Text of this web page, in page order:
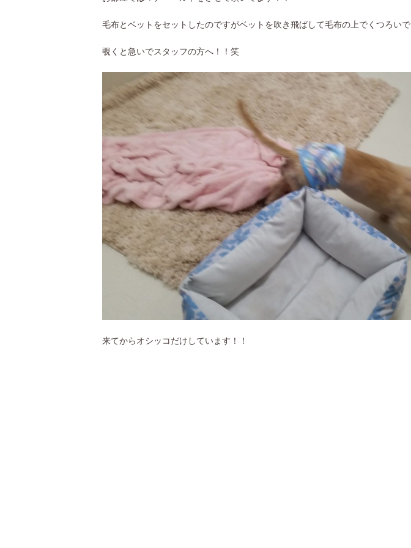
毛布とベットをセットしたのですがベットを吹き飛ばして毛布の上でくつろい
覗くと急いでスタッフの方へ！！笑
来てからオシッコだけしています！！